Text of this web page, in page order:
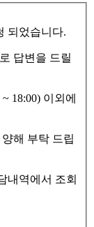
되었습니다.
답변을 드릴
18:00) 이외에
해 부탁 드립
내역에서 조회